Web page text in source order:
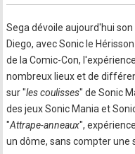
Sega dévoile aujourd'hui
Diego, avec Sonic le
de la Comic-Con,
nombreux lieux et de
sur "les coulisses" de Sonic
des jeux Sonic Mania et
"Attrape-anneaux",
un dôme, sans compter une